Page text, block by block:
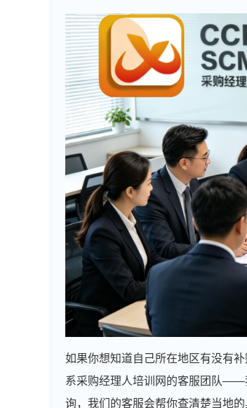
如果你想知道自己所在地区有没有
系采购经理人培训网的客服团队——
询，我们的客服会帮你查清楚当地